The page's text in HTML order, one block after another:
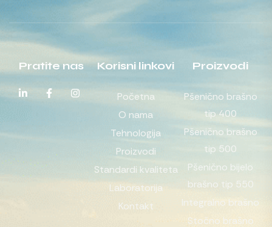
Korisni linkovi
Početna
O nama
Tehnologija
Proizvodi
Standardi kvaliteta
Laboratorija
Kontakt
Proizvodi
Pšenično brašno
tip 400
Pšenično brašno
tip 500
Pšenično bijelo
brašno tip 550
Integralno brašno
Stočno brašno
Pratite nas